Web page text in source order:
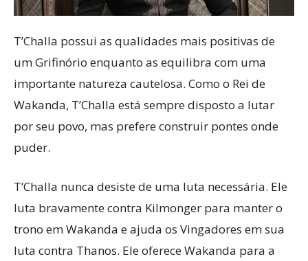
T’Challa possui as qualidades mais positivas de
um Grifinório enquanto as equilibra com uma
importante natureza cautelosa. Como o Rei de
Wakanda, T’Challa está sempre disposto a lutar
por seu povo, mas prefere construir pontes onde
puder.
T’Challa nunca desiste de uma luta necessária. Ele
luta bravamente contra Kilmonger para manter o
trono em Wakanda e ajuda os Vingadores em sua
luta contra Thanos. Ele oferece Wakanda para a